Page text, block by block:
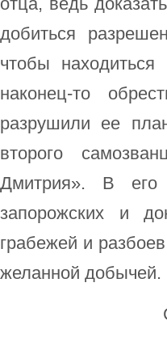
добиться
чтобы
наконец-то
разрушили ее
второго
Дмитрия». В его
запорожских и
грабежей и
желанной добычей.